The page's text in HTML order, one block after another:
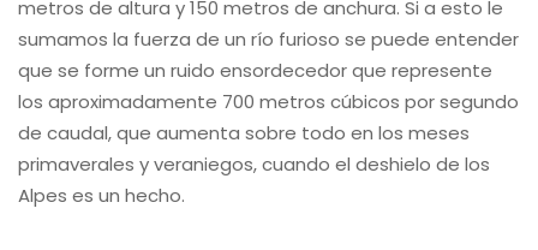
metros de altura y 150 metros de anchura. Si a esto le
sumamos la fuerza de un río furioso se puede entender
que se forme un ruido ensordecedor que represente
los aproximadamente 700 metros cúbicos por segundo
de caudal, que aumenta sobre todo en los meses
primaverales y veraniegos, cuando el deshielo de los
Alpes es un hecho.